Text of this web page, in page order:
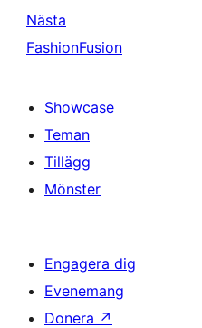
Nästa
FashionFusion
Showcase
Teman
Tillägg
Mönster
Engagera dig
Evenemang
Donera ↗